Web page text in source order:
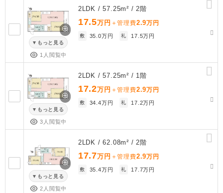
もっと見る
1人閲覧中
2LDK / 57.25m² / 2階
17.5万円 ＋管理費2.9万円
敷 35.0万円 礼 17.5万円
もっと見る
3人閲覧中
2LDK / 57.25m² / 1階
17.2万円 ＋管理費2.9万円
敷 34.4万円 礼 17.2万円
もっと見る
2人閲覧中
2LDK / 62.08m² / 2階
17.7万円 ＋管理費2.9万円
敷 35.4万円 礼 17.7万円